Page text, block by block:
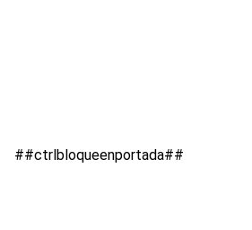
##ctrlbloqueenportada##